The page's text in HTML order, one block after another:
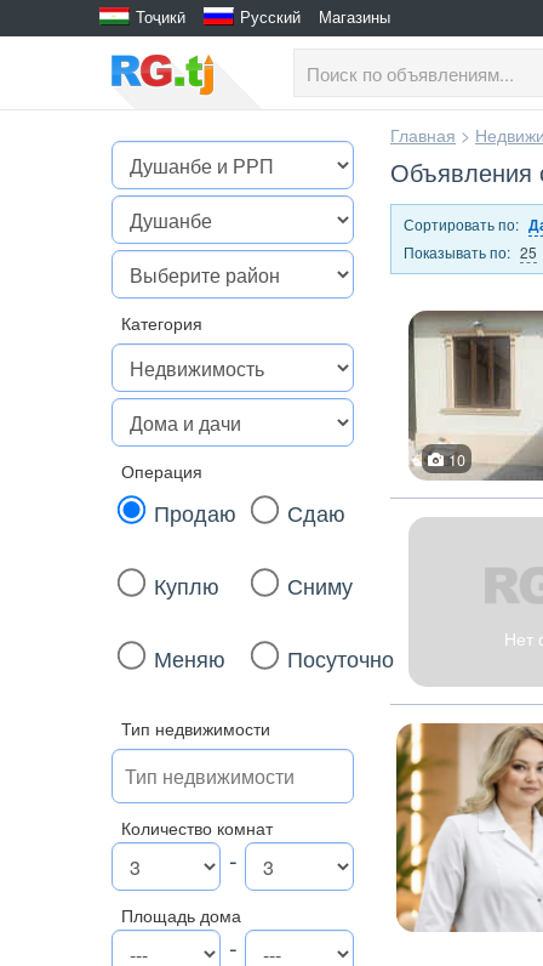
Тоҷикӣ Русский Магазины
Категория
Операция
Продаю Сдаю
Куплю Сниму
Меняю Посуточно
Тип недвижимости
Количество комнат
-
Площадь дома
-
Главная >
Объявления
Сортировать по:
Показывать по: 25
10
Нет